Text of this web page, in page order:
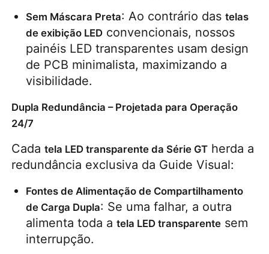
Ecrã LED SMD
Painel de exibição LED exterior
Sem Máscara Preta: Ao contrário das telas
de exibição LED convencionais, nossos
painéis LED transparentes usam design
de PCB minimalista, maximizando a
visibilidade.
Dupla Redundância – Projetada para Operação
24/7
Cada tela LED transparente da Série GT herda a
redundância exclusiva da Guide Visual:
Fontes de Alimentação de Compartilhamento
de Carga Dupla: Se uma falhar, a outra
alimenta toda a tela LED transparente sem
interrupção.